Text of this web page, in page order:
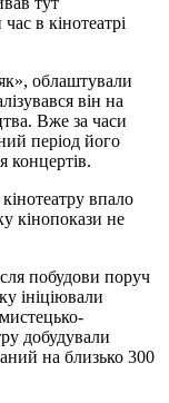
в кінотеатрі
облаштували
він на
Вже за часи
період його
концертів.
впало
кінопокази не
побудови поруч
ініціювали
добудували
на близько 300